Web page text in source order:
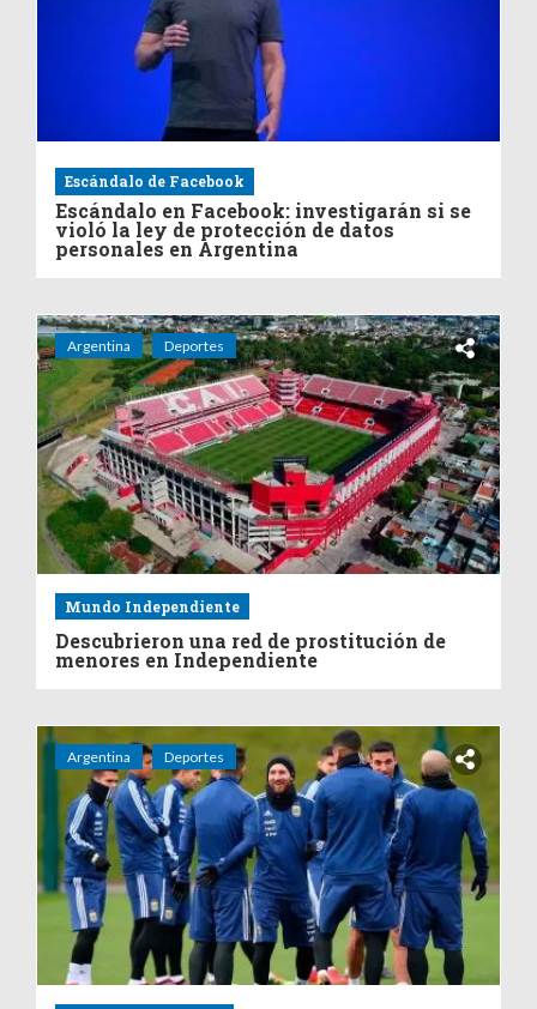
Escándalo de Facebook
Escándalo en Facebook: investigarán si se
violó la ley de protección de datos
personales en Argentina
Argentina Deportes
Mundo Independiente
Descubrieron una red de prostitución de
menores en Independiente
Argentina Deportes